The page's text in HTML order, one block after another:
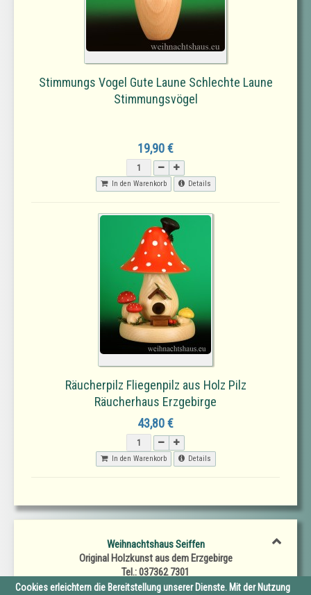
Stimmungs Vogel Gute Laune Schlechte Laune
Stimmungsvögel
19,90 €
In den Warenkorb Details
Räucherpilz Fliegenpilz aus Holz Pilz
Räucherhaus Erzgebirge
43,80 €
In den Warenkorb Details
Weihnachtshaus Seiffen
Original Holzkunst aus dem Erzgebirge
Tel.: 037362 7301
Fax.: 037362 7302
Cookies erleichtern die Bereitstellung unserer Dienste. Mit der Nutzung